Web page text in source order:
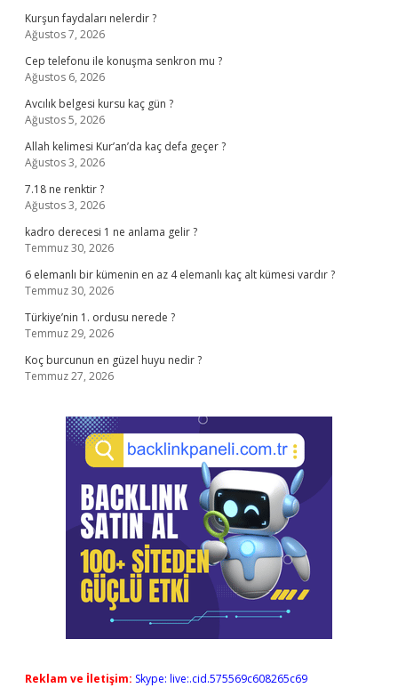
Kurşun faydaları nelerdir ?
Ağustos 7, 2026
Cep telefonu ile konuşma senkron mu ?
Ağustos 6, 2026
Avcılık belgesi kursu kaç gün ?
Ağustos 5, 2026
Allah kelimesi Kur’an’da kaç defa geçer ?
Ağustos 3, 2026
7.18 ne renktir ?
Ağustos 3, 2026
kadro derecesi 1 ne anlama gelir ?
Temmuz 30, 2026
6 elemanlı bir kümenin en az 4 elemanlı kaç alt kümesi vardır ?
Temmuz 30, 2026
Türkiye’nin 1. ordusu nerede ?
Temmuz 29, 2026
Koç burcunun en güzel huyu nedir ?
Temmuz 27, 2026
Reklam ve İletişim: Skype: live:.cid.575569c608265c69